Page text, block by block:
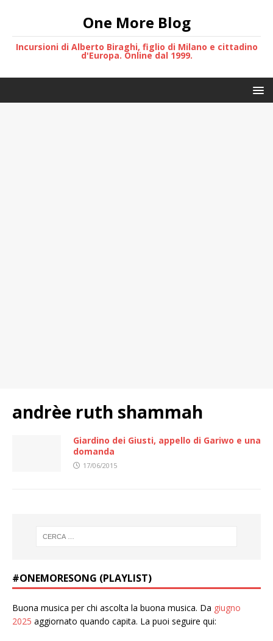
One More Blog
Incursioni di Alberto Biraghi, figlio di Milano e cittadino
d'Europa. Online dal 1999.
andrèe ruth shammah
Giardino dei Giusti, appello di Gariwo e una
domanda
17/06/2015
#ONEMORESONG (PLAYLIST)
Buona musica per chi ascolta la buona musica. Da giugno
2025 aggiornato quando capita. La puoi seguire qui: